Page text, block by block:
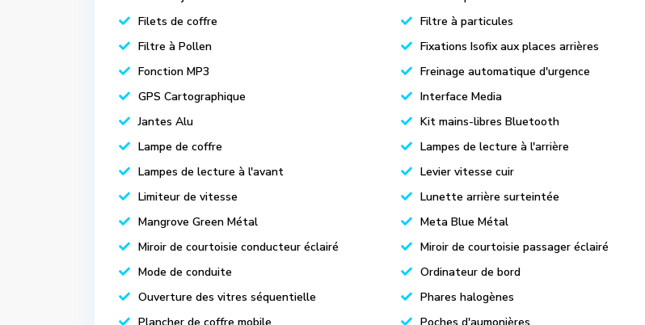
Filets de coffre
Filtre à particules
Filtre à Pollen
Fixations Isofix aux places arrières
Fonction MP3
Freinage automatique d'urgence
GPS Cartographique
Interface Media
Jantes Alu
Kit mains-libres Bluetooth
Lampe de coffre
Lampes de lecture à l'arrière
Lampes de lecture à l'avant
Levier vitesse cuir
Limiteur de vitesse
Lunette arrière surteintée
Mangrove Green Métal
Meta Blue Métal
Miroir de courtoisie conducteur éclairé
Miroir de courtoisie passager éclairé
Mode de conduite
Ordinateur de bord
Ouverture des vitres séquentielle
Phares halogènes